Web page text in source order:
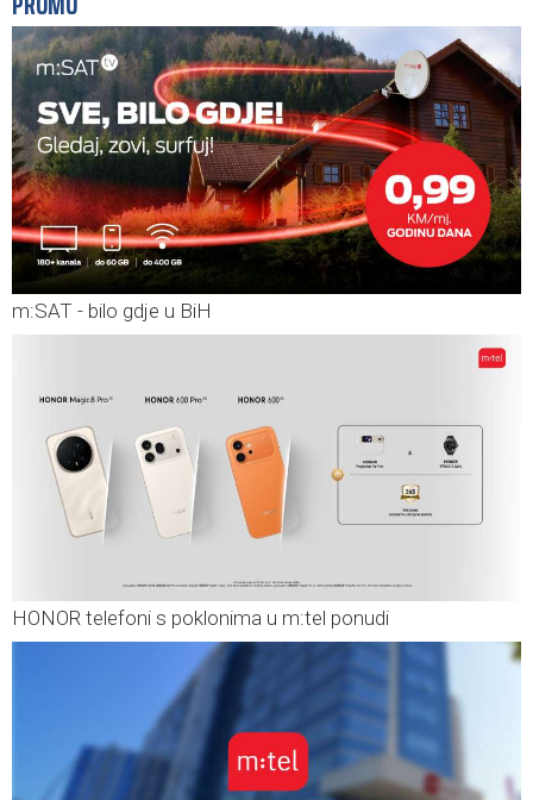
m:SAT - bilo gdje u BiH
HONOR telefoni s poklonima u m:tel ponudi